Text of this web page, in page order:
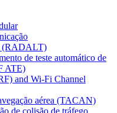
(RADALT)
de teste automático de
ATE)
and Wi-Fi Channel
aérea (TACAN)